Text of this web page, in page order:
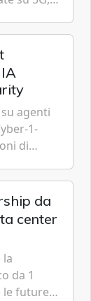
agenti
1-
di
da
center
la
da 1
le future